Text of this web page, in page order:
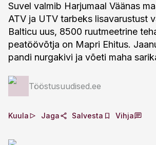
Suvel valmib Harjumaal Väänas
ATV ja UTV tarbeks lisavarustust
Balticu uus, 8500 ruutmeetrine
peatöövõtja on Mapri Ehitus.
pandi nurgakivi ja võeti maha
Tööstusuudised.ee
Kuula Jaga Salvesta Vihja